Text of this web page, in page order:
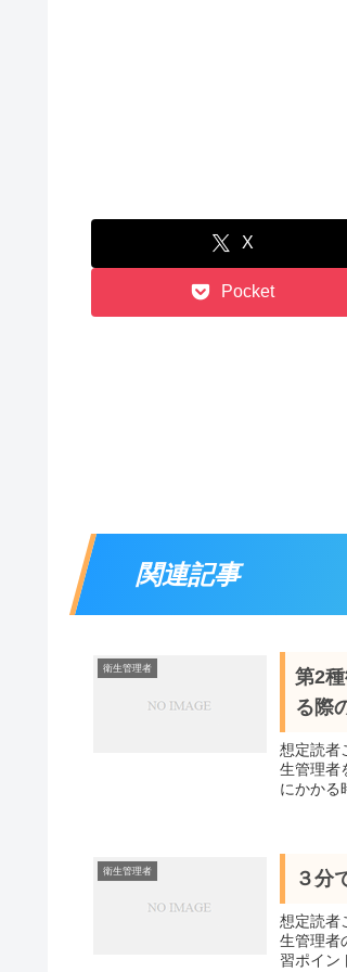
X
Pocket
関連記事
衛生管理者
第2
る際
想定読者
生管理者
にかかる
衛生管理者 ３分
想定読者
生管理者
習ポイン